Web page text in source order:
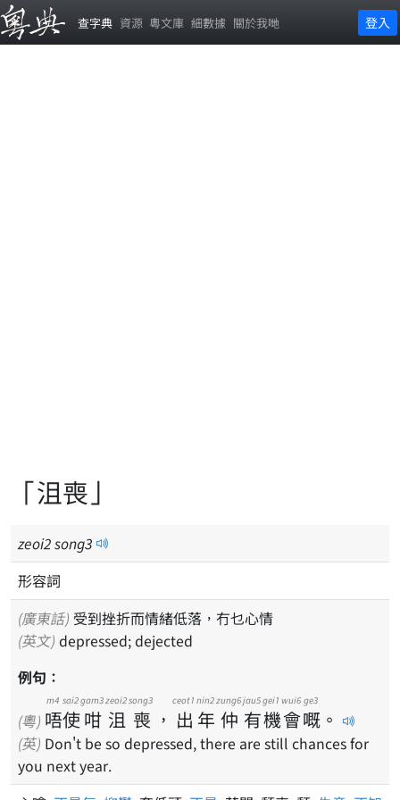
查字典 資源 粵文庫 細數據 關於我哋 登入
「沮喪」
zeoi2song3
形容詞
(廣東話) 受到挫折而情緒低落，冇乜心情
(英文) depressed; dejected
例句：
(粵) 唔
m4
使
sai2
咁
gam3
沮
zeoi2
喪
song3
， 出
ceot1
年
nin2
仲
zung6
有
jau5
機
gei1
會
wui6
嘅
ge3
。
(英) Don't be so depressed, there are still chances for
you next year.